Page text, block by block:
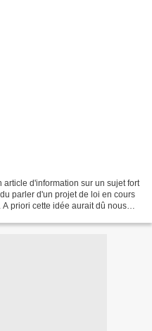
d'information sur un sujet fort
parler d'un projet de loi en cours
priori cette idée aurait dû nous